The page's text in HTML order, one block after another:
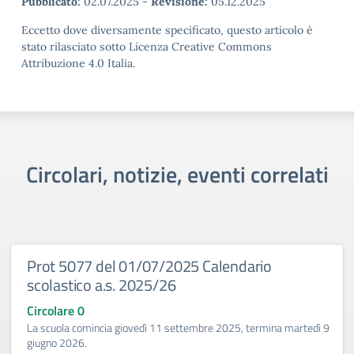
Eccetto dove diversamente specificato, questo articolo è
stato rilasciato sotto Licenza Creative Commons
Attribuzione 4.0 Italia.
Circolari, notizie, eventi correlati
07/2025 Calendario
26
11 settembre 2025, termina martedì 9
Prot 5077
termina martedì 9